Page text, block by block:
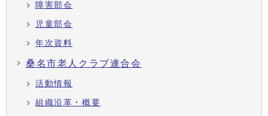
障害部会
児童部会
年次資料
桑名市老人クラブ連合会
活動情報
組織沿革・概要